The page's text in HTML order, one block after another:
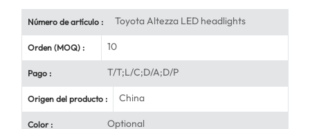
Número de artículo : Toyota Altezza LED headlights
Orden (MOQ) : 10
Pago : T/T;L/C;D/A;D/P
Origen del producto : China
Color : Optional